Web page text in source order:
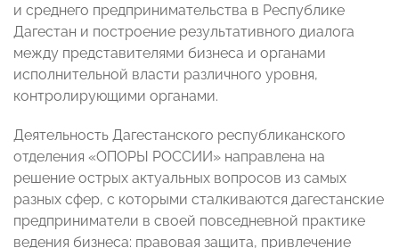
и среднего предпринимательства в Республике
Дагестан и построение результативного диалога
между представителями бизнеса и органами
исполнительной власти различного уровня,
контролирующими органами.
Деятельность Дагестанского республиканского
отделения «ОПОРЫ РОССИИ» направлена на
решение острых актуальных вопросов из самых
разных сфер, с которыми сталкиваются дагестанские
предприниматели в своей повседневной практике
ведения бизнеса: правовая защита, привлечение